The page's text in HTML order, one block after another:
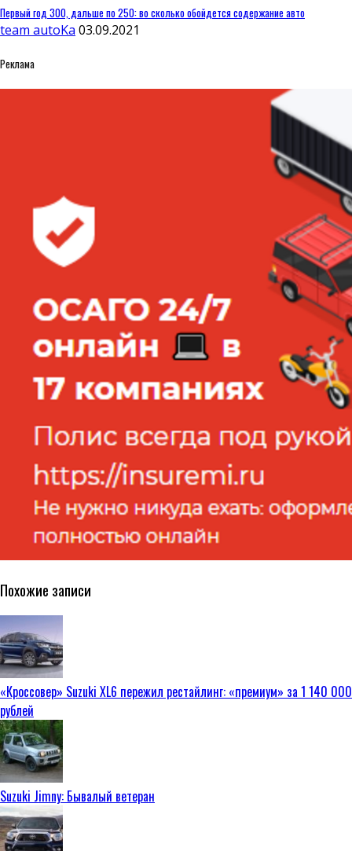
Первый год 300, дальше по 250: во сколько обойдется содержание авто
team autoKa 03.09.2021
Реклама
Похожие записи
«Кроссовер» Suzuki XL6 пережил рестайлинг: «премиум» за 1 140 000
рублей
Suzuki Jimny: Бывалый ветеран